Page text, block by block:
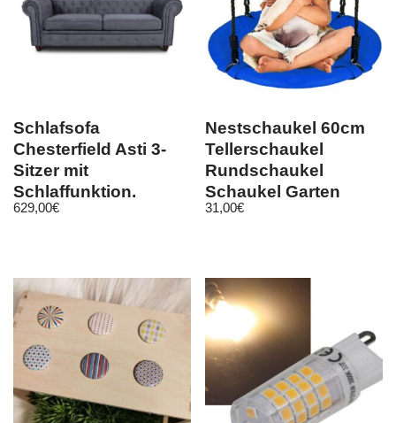
Schlafsofa
Chesterfield Asti 3-
Sitzer mit
Schlaffunktion,
Couch 3-er, Bett, Sofa
629,00€
Nestschaukel 60cm
Tellerschaukel
Rundschaukel
Schaukel Garten
Kinder 150 kg
31,00€